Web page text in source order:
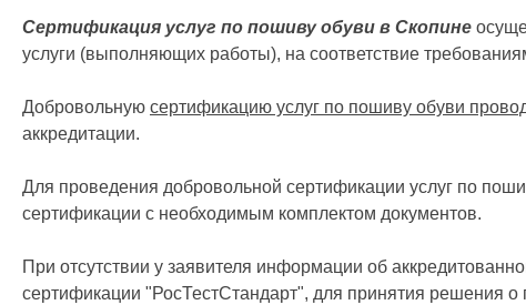
Сертификация услуг по пошиву обуви в Скопине
услуги (выполняющих работы), на соответствие
Добровольную сертификацию услуг по пошиву обуви
аккредитации.
Для проведения добровольной сертификации услуг по
сертификации с необходимым комплектом документов.
При отсутствии у заявителя информации об
сертификации "РосТестСтандарт", для принятия решения о